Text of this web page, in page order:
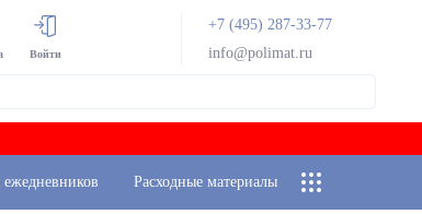
Войти
+7 (495) 287-33-77
info@polimat.ru
Расходные материалы